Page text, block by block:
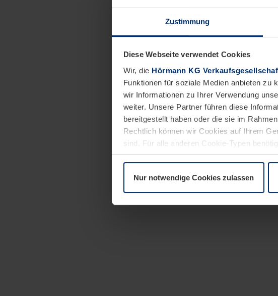
Zustimmung
Diese Webseite verwendet Cookies
Wir, die Hörmann KG
Funktionen für soziale Medien anbieten zu
wir Informationen zu Ihrer Verwendung
weiter. Unsere Partner führen diese
bereitgestellt haben oder die sie im
Rechtlich können wir Cookies auf Ihrem
sind. Für alle anderen Cookie-Typen
Erläuterung auf der Seite
Nur notwendige Cookies zulassen